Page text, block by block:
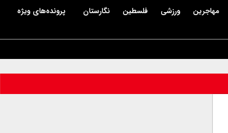
مهاجرین ورزشی فلسطین نگارستان پرونده‌های ویژه